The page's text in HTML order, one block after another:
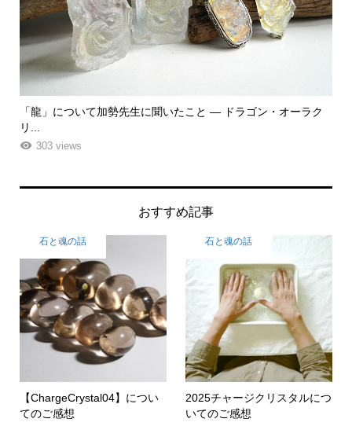
「飾る」から「使う」へ。鉱物と植物が織りなす贅沢なフラワ
ーエ...
263 views
おすすめ記事
石と魂の話
【ChargeCrystal04】につい
てのご感想
石と魂の話
2025チャージクリスタルにつ
いてのご感想